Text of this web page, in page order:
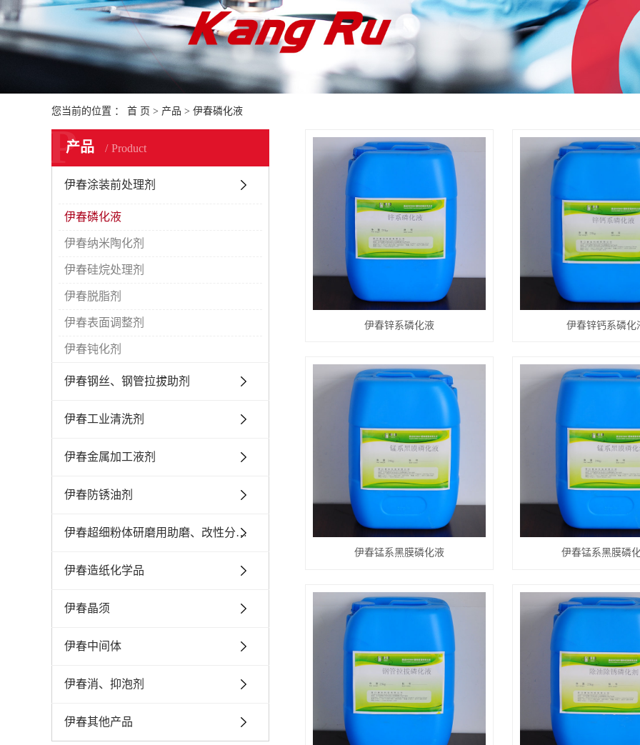
您当前的位置 ： 首 页 > 产品 > 伊春磷化液
产品 Product
P
伊春涂装前处理剂
伊春磷化液
伊春纳米陶化剂
伊春硅烷处理剂
伊春脱脂剂
伊春表面调整剂
伊春钝化剂
伊春钢丝、钢管拉拔助剂
伊春工业清洗剂
伊春金属加工液剂
伊春防锈油剂
伊春超细粉体研磨用助磨、改性分散剂
伊春造纸化学品
伊春晶须
伊春中间体
伊春消、抑泡剂
伊春其他产品
伊春锌系磷化液 伊春锌钙系磷化
伊春锰系黑膜磷化液 伊春锰系黑膜磷